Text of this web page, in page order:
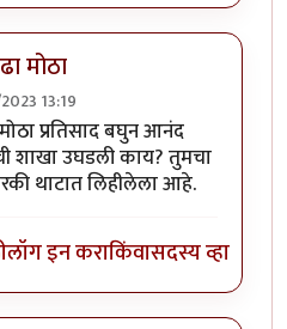
मोठा
13:19
असे वाटत असावे की...
प्रतिसाद बघुन आनंद
शाखा उघडली काय? तुमचा
थाटात लिहीलेला आहे.
लॉग इन कराकिंवासदस्य व्हा